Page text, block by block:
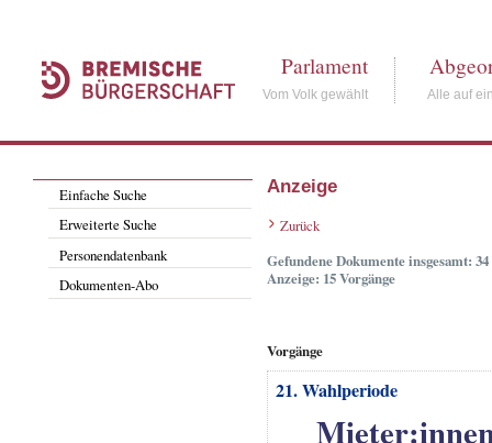
Parlament
Vom Volk gewählt Alle auf
Einfache Suche
Erweiterte Suche
Personendatenbank
Dokumenten-Abo
Anzeige
Zurück
Gefundene Dokumente insgesamt: 34
Anzeige: 15 Vorgänge
Vorgänge
21. Wahlperiode